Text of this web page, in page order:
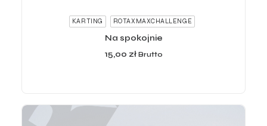
KARTING ROTAXMAXCHALLENGE
Na spokojnie
15,00 zł Brutto